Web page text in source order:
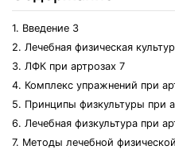
1. Введение 3
2. Лечебная физическая
3. ЛФК при артрозах 7
4. Комплекс упражнений при
5. Принципы физкультуры при
6. Лечебная физкультура при
7. Методы лечебной